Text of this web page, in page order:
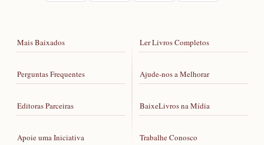
Mais Baixados
Perguntas Frequentes
Editoras Parceiras
Apoie uma Iniciativa
Ler Livros Completos
Ajude-nos a Melhorar
BaixeLivros na Mídia
Trabalhe Conosco